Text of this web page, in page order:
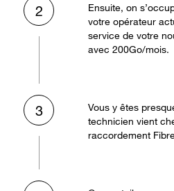
2
Ensuite, on
votre opérateur
service de votre
avec 200Go/mois.
3
Vous y êtes
technicien vient
raccordement